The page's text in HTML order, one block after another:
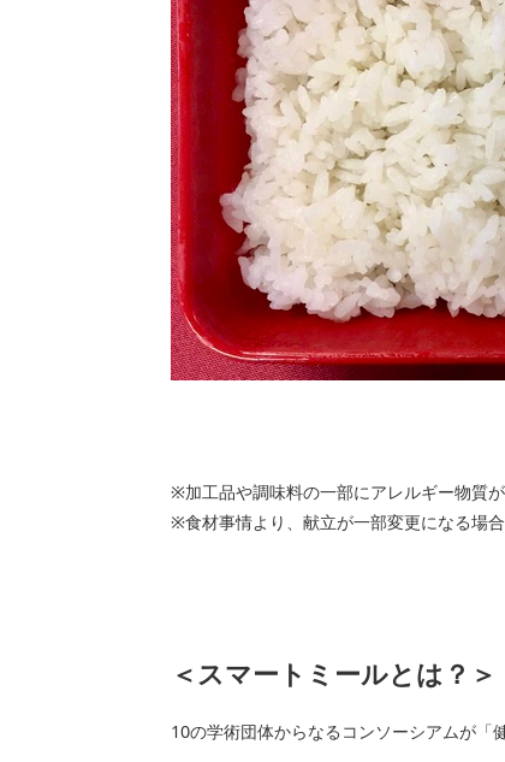
※加工品や調味料の一部にアレルギー物質
※食材事情より、献立が一部変更になる場
＜スマートミールとは？＞
10の学術団体からなるコンソーシアムが「